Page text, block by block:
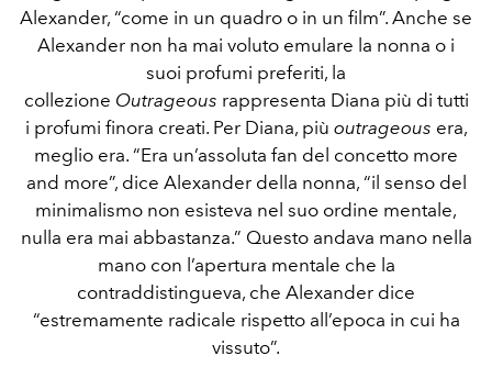
Alexander, “come in un quadro o in un film”. Anche se
Alexander non ha mai voluto emulare la nonna o i
suoi profumi preferiti, la
collezione Outrageous rappresenta Diana più di tutti
i profumi finora creati. Per Diana, più outrageous era,
meglio era. “Era un’assoluta fan del concetto more
and more”, dice Alexander della nonna, “il senso del
minimalismo non esisteva nel suo ordine mentale,
nulla era mai abbastanza.” Questo andava mano nella
mano con l’apertura mentale che la
contraddistingueva, che Alexander dice
“estremamente radicale rispetto all’epoca in cui ha
vissuto”.